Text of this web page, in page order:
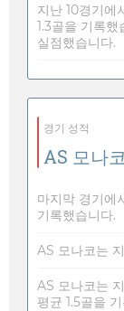
지난 10경기에
1.3골을 기록
실점했습니다.
경기 성적
AS 모나코
마지막 경기에
기록했습니다.
AS 모나코는
AS 모나코는
평균 1.5골을